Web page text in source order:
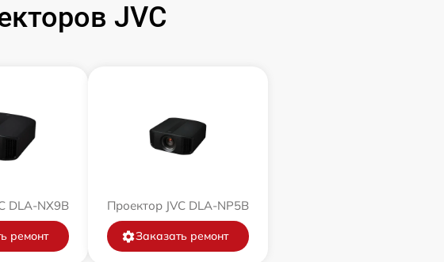
JVC
DLA-NX9B
ремонт
Проектор JVC DLA-NP5B
Заказать ремонт